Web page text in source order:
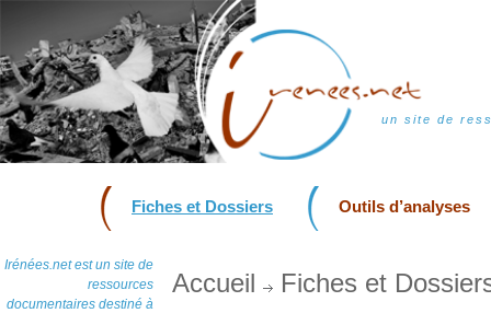
un site de
Fiches et Dossiers Outils d’analyses
Irénées.net est un site de
ressources
documentaires destiné à
Accueil Fiches et